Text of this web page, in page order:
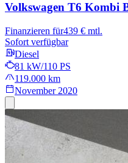
Volkswagen T6 Kombi
Finanzieren für439 € mtl.
Sofort verfügbar
Diesel
81 kW/110 PS
119.000 km
November 2020